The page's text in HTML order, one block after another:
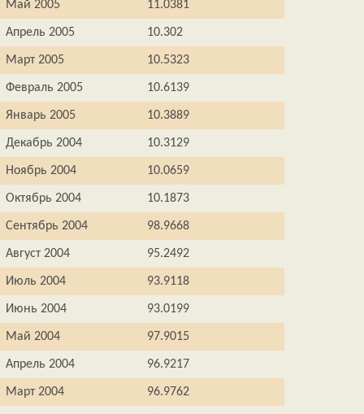
Май 2005 11.0381
Апрель 2005 10.302
Март 2005 10.5323
Февраль 2005 10.6139
Январь 2005 10.3889
Декабрь 2004 10.3129
Ноябрь 2004 10.0659
Октябрь 2004 10.1873
Сентябрь 2004 98.9668
Август 2004 95.2492
Июль 2004 93.9118
Июнь 2004 93.0199
Май 2004 97.9015
Апрель 2004 96.9217
Март 2004 96.9762